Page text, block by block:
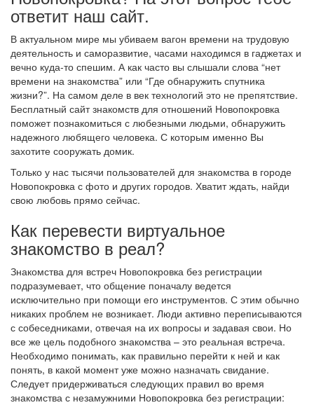
ответит наш сайт.
В актуальном мире мы убиваем вагон времени на трудовую
деятельность и саморазвитие, часами находимся в гаджетах и
вечно куда-то спешим. А как часто вы слышали слова “нет
времени на знакомства” или “Где обнаружить спутника
жизни?”. На самом деле в век технологий это не препятствие.
Бесплатный сайт знакомств для отношений Новопокровка
поможет познакомиться с любезными людьми, обнаружить
надежного любящего человека. С которым именно Вы
захотите сооружать домик.
Только у нас тысячи пользователей для знакомства в городе
Новопокровка с фото и других городов. Хватит ждать, найди
свою любовь прямо сейчас.
Как перевести виртуальное
знакомство в реал?
Знакомства для встреч Новопокровка без регистрации
подразумевает, что общение поначалу ведется
исключительно при помощи его инструментов. С этим обычно
никаких проблем не возникает. Люди активно переписываются
с собеседниками, отвечая на их вопросы и задавая свои. Но
все же цель подобного знакомства – это реальная встреча.
Необходимо понимать, как правильно перейти к ней и как
понять, в какой момент уже можно назначать свидание.
Следует придерживаться следующих правил во время
знакомства с незамужними Новопокровка без регистрации: